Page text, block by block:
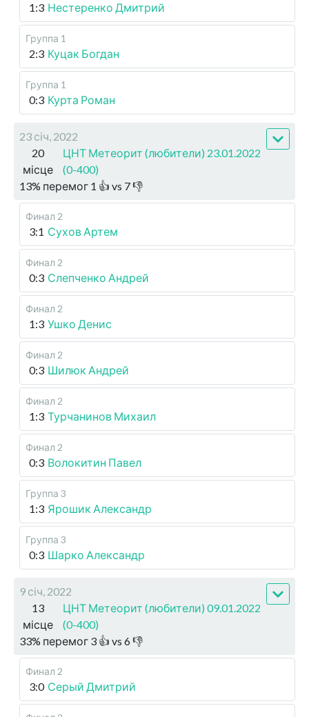
1:3 Нестеренко Дмитрий
Группа 1
2:3 Куцак Богдан
Группа 1
0:3 Курта Роман
23 січ, 2022
20
місце
ЦНТ Метеорит (любители) 23.01.2022
(0-400)
13% перемог 1 👍 vs 7👎
Финал 2
3:1 Сухов Артем
Финал 2
0:3 Слепченко Андрей
Финал 2
1:3 Ушко Денис
Финал 2
0:3 Шилюк Андрей
Финал 2
1:3 Турчанинов Михаил
Финал 2
0:3 Волокитин Павел
Группа 3
1:3 Ярошик Александр
Группа 3
0:3 Шарко Александр
9 січ, 2022
13
місце
ЦНТ Метеорит (любители) 09.01.2022
(0-400)
33% перемог 3 👍 vs 6👎
Финал 2
3:0 Серый Дмитрий